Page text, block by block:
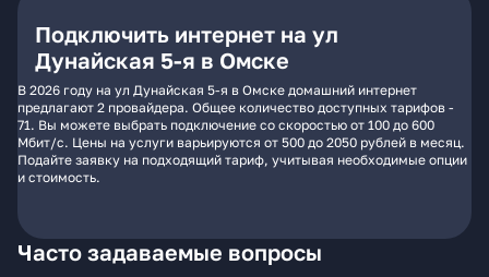
Подключить интернет на ул
Дунайская 5-я в Омске
В 2026 году на ул Дунайская 5-я в Омске домашний интернет
предлагают 2 провайдера. Общее количество доступных тарифов -
71. Вы можете выбрать подключение со скоростью от 100 до 600
Мбит/с. Цены на услуги варьируются от 500 до 2050 рублей в месяц.
Подайте заявку на подходящий тариф, учитывая необходимые опции
и стоимость.
Часто задаваемые вопросы